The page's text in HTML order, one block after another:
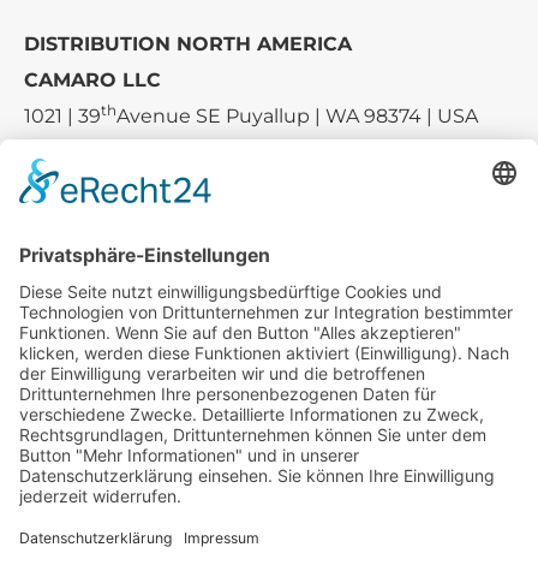
DISTRIBUTION NORTH AMERICA
CAMARO LLC
1021 | 39thAvenue SE Puyallup | WA 98374 | USA
Tel.:+1 253-867-57 35
Unternehmen
Service
Media
© 2026 - Camaro Erich Roiser GmbH
AGB Impressum